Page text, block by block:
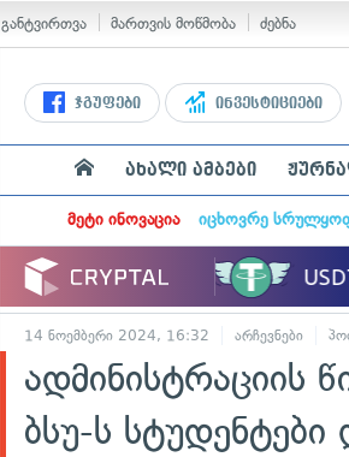
განტვირთვა მართვის მოწმობა ძებნა
ჯგუფები ინვესტიციები
ახალი ამბები
მეტი ინოვაცია იცხოვრე
14 ნოემბერი 2024, 16:32 არჩევნები
ადმინისტრაციის
ბსუ-ს სტუდენტები